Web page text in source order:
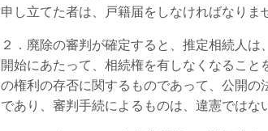
申し立てた者は、戸籍届をしなければなりま
２．廃除の審判が確定すると、推定相続人
開始にあたって、相続権を有しなくなるこ
の権利の存否に関するものであって、公開の
であり、審判手続によるものは、違憲ではな